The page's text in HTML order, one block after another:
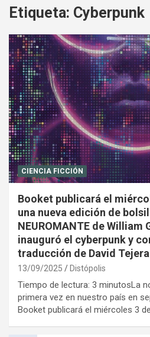
Etiqueta: Cyberpunk
CIENCIA FICCIÓN
Booket publicará el
una nueva edición de
NEUROMANTE de
inauguró el cyberpunk y
traducción de David Tejera
13/09/2025 Distópolis
Tiempo de lectura: 3 minutosLa
primera vez en nuestro país en
Booket publicará el miércoles 3